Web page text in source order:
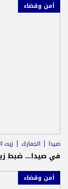
أمن وقضاء
صيدا الجمارك زيت
في صيدا… ضبط
أمن وقضاء